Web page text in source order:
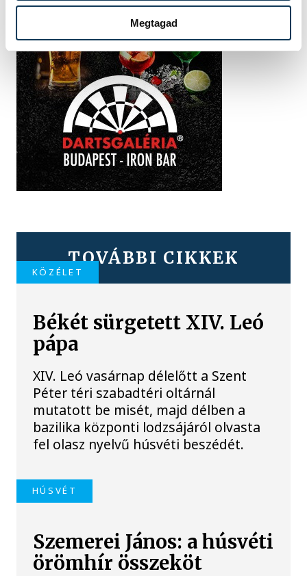
Megtagad
TOVÁBBI CIKKEK
KÖZÉLET
Békét sürgetett XIV. Leó
pápa
XIV. Leó vasárnap délelőtt a Szent
Péter téri szabadtéri oltárnál
mutatott be misét, majd délben a
bazilika központi lodzsájáról olvasta
fel olasz nyelvű húsvéti beszédét.
HÚSVÉT
Szemerei János: a húsvéti
örömhír összeköt